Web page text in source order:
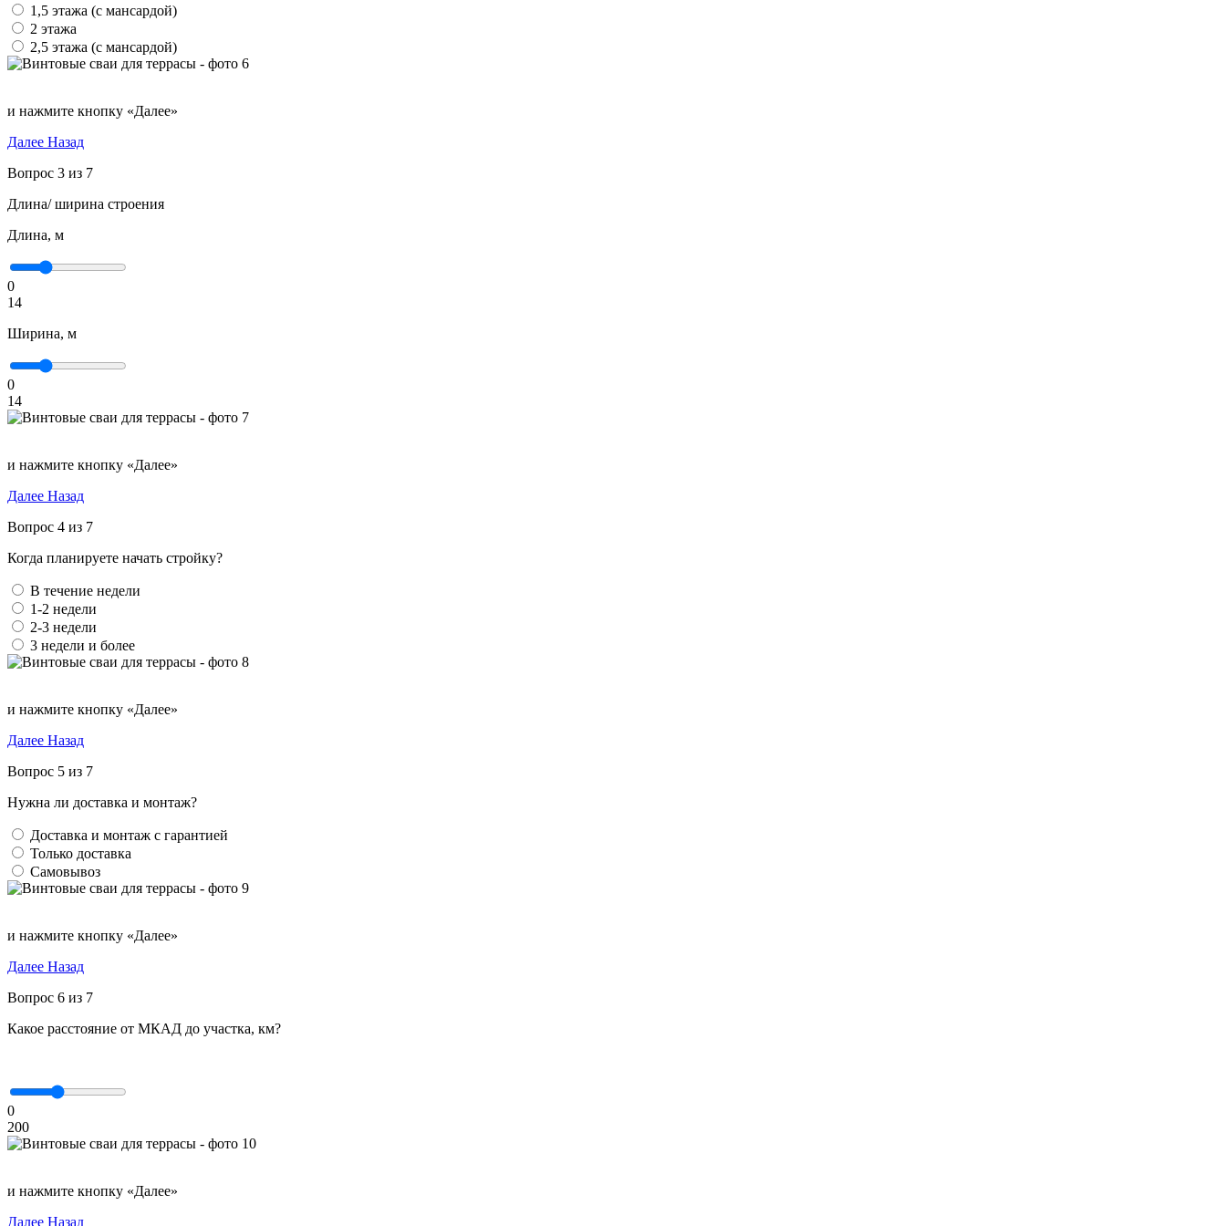
1,5 этажа (с мансардой)
2 этажа
2,5 этажа (с мансардой)
и нажмите кнопку «Далее»
Далее Назад
Вопрос 3 из 7
Длина/ ширина строения
Длина, м
0
14
Ширина, м
0
14
и нажмите кнопку «Далее»
Далее Назад
Вопрос 4 из 7
Когда планируете начать стройку?
В течение недели
1-2 недели
2-3 недели
3 недели и более
и нажмите кнопку «Далее»
Далее Назад
Вопрос 5 из 7
Нужна ли доставка и монтаж?
Доставка и монтаж с гарантией
Только доставка
Самовывоз
и нажмите кнопку «Далее»
Далее Назад
Вопрос 6 из 7
Какое расстояние от МКАД до участка, км?
0
200
и нажмите кнопку «Далее»
Далее Назад